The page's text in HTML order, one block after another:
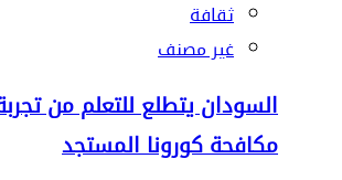
ثقافة
غير مصنف
السودان يتطلع للتعلم من
مكافحة كورونا المستجد